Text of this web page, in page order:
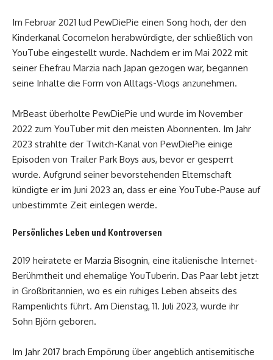
Im Februar 2021 lud PewDiePie einen Song hoch, der den
Kinderkanal Cocomelon herabwürdigte, der schließlich von
YouTube eingestellt wurde. Nachdem er im Mai 2022 mit
seiner Ehefrau Marzia nach Japan gezogen war, begannen
seine Inhalte die Form von Alltags-Vlogs anzunehmen.
MrBeast überholte PewDiePie und wurde im November
2022 zum YouTuber mit den meisten Abonnenten. Im Jahr
2023 strahlte der Twitch-Kanal von PewDiePie einige
Episoden von Trailer Park Boys aus, bevor er gesperrt
wurde. Aufgrund seiner bevorstehenden Elternschaft
kündigte er im Juni 2023 an, dass er eine YouTube-Pause auf
unbestimmte Zeit einlegen werde.
Persönliches Leben und Kontroversen
2019 heiratete er Marzia Bisognin, eine italienische Internet-
Berühmtheit und ehemalige YouTuberin. Das Paar lebt jetzt
in Großbritannien, wo es ein ruhiges Leben abseits des
Rampenlichts führt. Am Dienstag, 11. Juli 2023, wurde ihr
Sohn Björn geboren.
Im Jahr 2017 brach Empörung über angeblich antisemitische